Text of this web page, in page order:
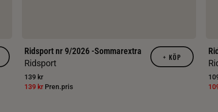
Ridsport nr 9/2026 -Sommarextra
Ridsport
139 kr
139 kr Pren.pris
+ KÖP